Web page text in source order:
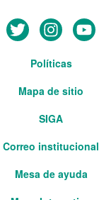
Políticas
Mapa de sitio
SIGA
Correo institucional
Mesa de ayuda